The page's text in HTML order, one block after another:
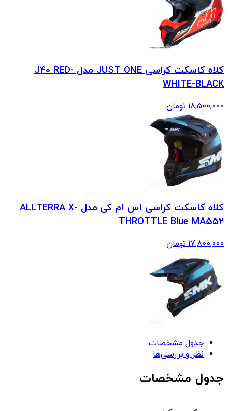
کلاه کاسکت کراسی JUST ONE مدل J40 RED-
WHITE-BLACK
18,500,000 تومان
کلاه کاسکت کراسی اس ام کی مدل ALLTERRA X-
THROTTLE Blue MA552
17,800,000 تومان
جدول مشخصات
نظر و بررسی‌ها
جدول مشخصات